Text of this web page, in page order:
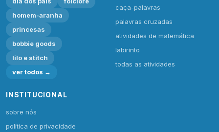
homem-aranha
princesas
bobbie goods
lilo e stitch
ver todos →
caça-palavras
palavras cruzadas
atividades de matemática
labirinto
todas as atividades
INSTITUCIONAL
sobre nós
política de privacidade